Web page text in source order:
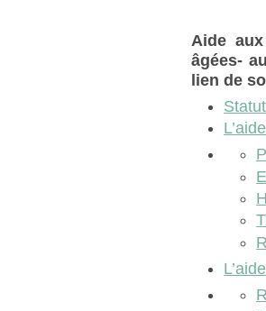
Aide
âgées-
lien de